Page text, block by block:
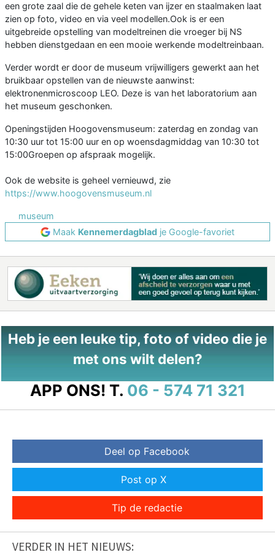
een grote zaal die de gehele keten van ijzer en staalmaken laat
zien op foto, video en via veel modellen.Ook is er een
uitgebreide opstelling van modeltreinen die vroeger bij NS
hebben dienstgedaan en een mooie werkende modeltreinbaan.
Verder wordt er door de museum vrijwilligers gewerkt aan het
bruikbaar opstellen van de nieuwste aanwinst:
elektronenmicroscoop LEO. Deze is van het laboratorium aan
het museum geschonken.
Openingstijden Hoogovensmuseum: zaterdag en zondag van
10:30 uur tot 15:00 uur en op woensdagmiddag van 10:30 tot
15:00Groepen op afspraak mogelijk.
Ook de website is geheel vernieuwd, zie
https://www.hoogovensmuseum.nl
museum
Maak Kennemerdagblad je Google-favoriet
Heb je een leuke tip, foto of video die je
met ons wilt delen?
APP ONS! T. 06 - 574 71 321
Deel op Facebook
Post op X
Tip de redactie
VERDER IN HET NIEUWS: